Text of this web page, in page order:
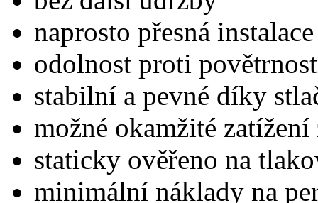
naprosto přesná instalace
odolnost proti
stabilní a pevné díky
možné okamžité
staticky ověřeno na
minimální náklady na